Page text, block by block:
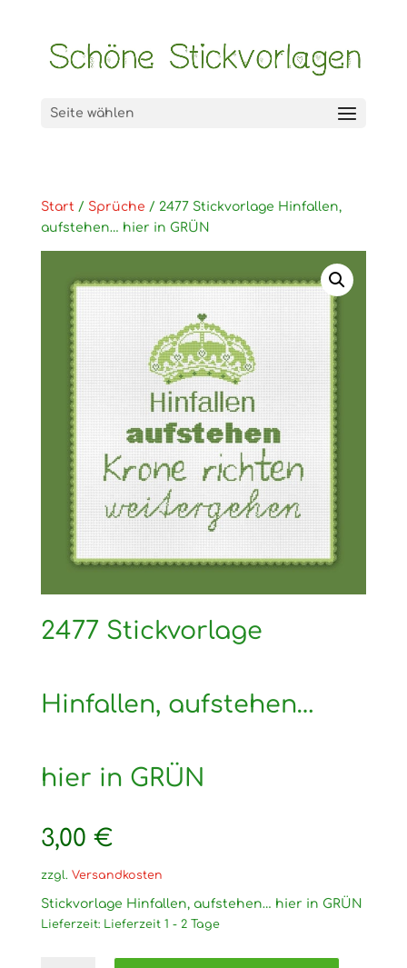
Seite wählen
Start / Sprüche / 2477 Stickvorlage Hinfallen,
aufstehen… hier in GRÜN
2477 Stickvorlage
Hinfallen, aufstehen…
hier in GRÜN
3,00 €
zzgl. Versandkosten
Stickvorlage Hinfallen, aufstehen… hier in GRÜN
Lieferzeit: Lieferzeit 1 - 2 Tage